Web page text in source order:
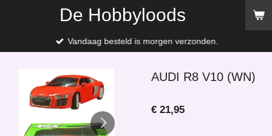
de
De Hobbyloods
Vandaag besteld is morgen verzonden.
AUDI R8 V10 (WN)
€ 21,95